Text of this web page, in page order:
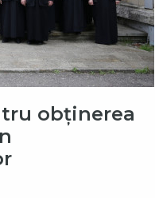
obținerea